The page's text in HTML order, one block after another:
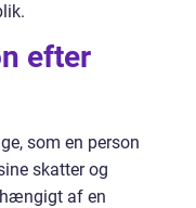
efter
som en person
skatter og
af en